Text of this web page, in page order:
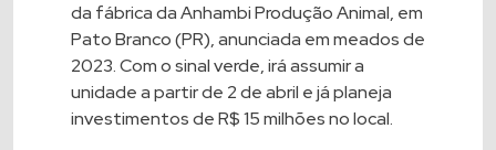
da fábrica da Anhambi Produção Animal, em
Pato Branco (PR), anunciada em meados de
2023. Com o sinal verde, irá assumir a
unidade a partir de 2 de abril e já planeja
investimentos de R$ 15 milhões no local.